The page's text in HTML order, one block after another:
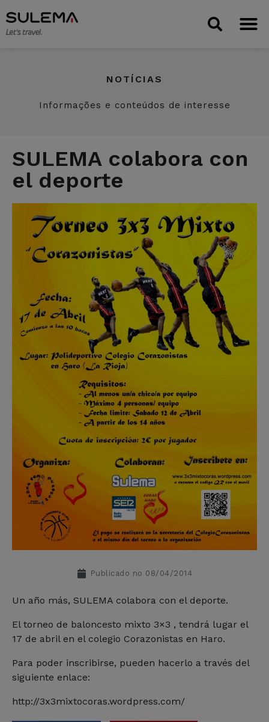
NOTÍCIAS
Informações e conteúdos de interesse
SULEMA colabora con
el deporte
Publicado no 08/04/2014
Un año más, SULEMA colabora con el deporte.
El torneo de baloncesto mixto 3×3 , tendrá lugar el
17 de abril en el colegio Corazonistas en Haro.
Para poder inscribirse, pueden hacerlo a través del
siguiente enlace:
http://3x3mixtocoras.wordpress.com/